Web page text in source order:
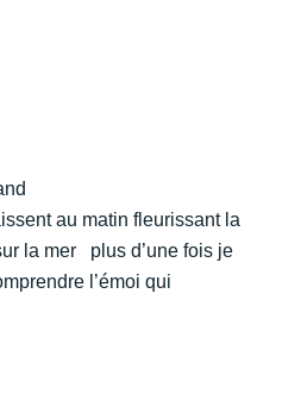
au matin fleurissant la
la mer plus d’une fois je
l’émoi qui